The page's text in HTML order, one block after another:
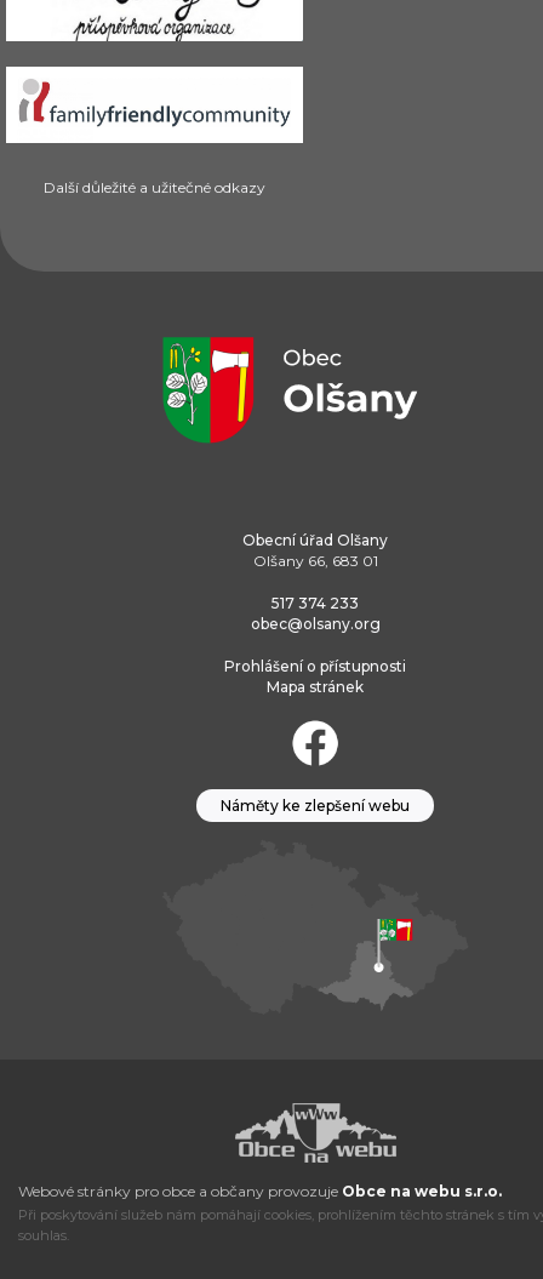
Další důležité a užitečné odkazy
Obecní úřad Olšany
Olšany 66, 683 01
517 374 233
obec@olsany.org
Prohlášení o přístupnosti
Mapa stránek
Náměty ke zlepšení webu
Webové stránky pro obce a občany provozuje Obce na webu s.r.o.
Při poskytování služeb nám pomáhají cookies, prohlížením těchto stránek s tím
souhlas.